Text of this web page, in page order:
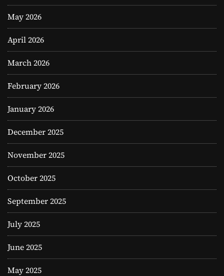
May 2026
April 2026
March 2026
February 2026
January 2026
December 2025
November 2025
October 2025
September 2025
July 2025
June 2025
May 2025